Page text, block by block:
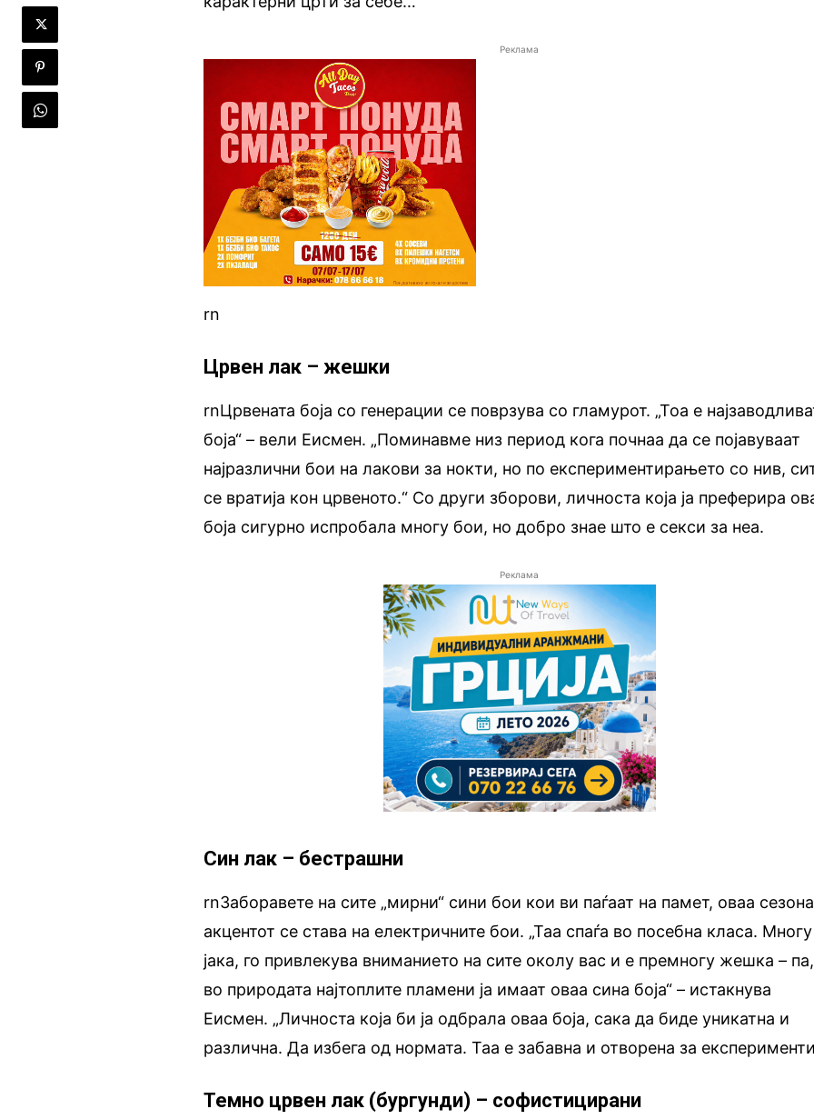
Реклама
rn
Црвен лак – жешки
rnЦрвената боја со генерации се поврзува со гламурот. „Тоа е
боја“ – вели Еисмен. „Поминавме низ период кога почнаа да се појавуваат
најразлични бои на лакови за нокти, но по експериментирањето со нив,
се вратија кон црвеното.“ Со други зборови, личноста која ја преферира
боја сигурно испробала многу бои, но добро знае што е секси за неа.
Реклама
Син лак – бестрашни
rnЗаборавете на сите „мирни“ сини бои кои ви паѓаат на памет, оваа сезона
акцентот се става на електричните бои. „Таа спаѓа во посебна класа.
јака, го привлекува вниманието на сите околу вас и е премногу жешка –
во природата најтоплите пламени ја имаат оваа сина боја“ – истакнува
Еисмен. „Личноста која би ја одбрала оваа боја, сака да биде уникатна и
различна. Да избега од нормата. Таа е забавна и отворена за
Темно црвен лак (бургунди) – софистицирани